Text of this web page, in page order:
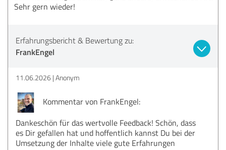
Sehr gern wieder!
Erfahrungsbericht & Bewertung zu:
FrankEngel
11.06.2026 Anonym
Kommentar von FrankEngel:
Dankeschön für das wertvolle Feedback! Schön, dass
es Dir gefallen hat und hoffentlich kannst Du bei der
Umsetzung der Inhalte viele gute Erfahrungen